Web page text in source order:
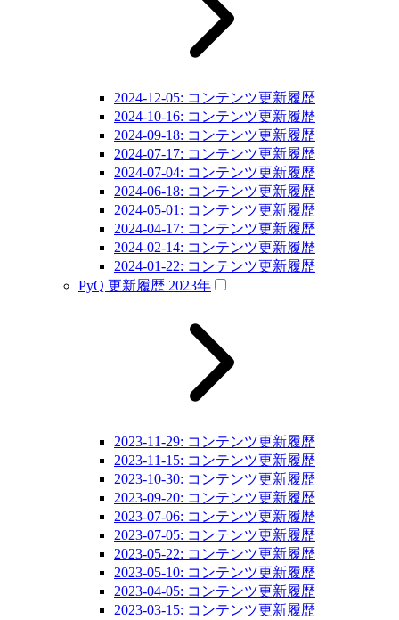
2024-12-05: コンテンツ更新履歴
2024-10-16: コンテンツ更新履歴
2024-09-18: コンテンツ更新履歴
2024-07-17: コンテンツ更新履歴
2024-07-04: コンテンツ更新履歴
2024-06-18: コンテンツ更新履歴
2024-05-01: コンテンツ更新履歴
2024-04-17: コンテンツ更新履歴
2024-02-14: コンテンツ更新履歴
2024-01-22: コンテンツ更新履歴
PyQ 更新履歴 2023年
2023-11-29: コンテンツ更新履歴
2023-11-15: コンテンツ更新履歴
2023-10-30: コンテンツ更新履歴
2023-09-20: コンテンツ更新履歴
2023-07-06: コンテンツ更新履歴
2023-07-05: コンテンツ更新履歴
2023-05-22: コンテンツ更新履歴
2023-05-10: コンテンツ更新履歴
2023-04-05: コンテンツ更新履歴
2023-03-15: コンテンツ更新履歴